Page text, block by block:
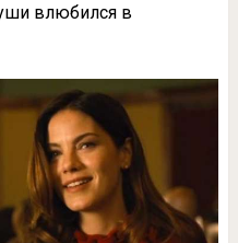
влюбился в